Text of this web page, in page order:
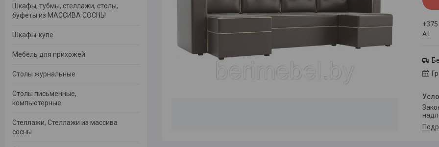
А1
Законом не предусмотрен возврат и обмен данного товара
Шкафы, тубмы, стеллажи, столы,
буфеты из МАССИВА СОСНЫ
Шкафы-купе
Мебель для прихожей
Столы журнальные
Столы письменные,
компьютерные
Стеллажи, Стеллажи из массива
сосны